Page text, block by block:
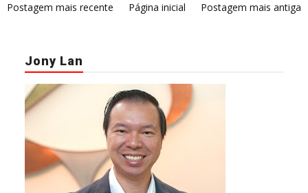
Postagem mais recente Página inicial Postagem mais antiga
Jony Lan